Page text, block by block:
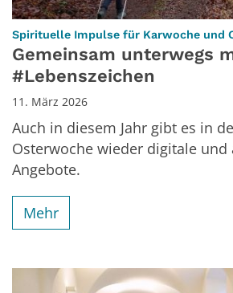
Spirituelle Impulse für Karwoche und
Gemeinsam unterwegs
#Lebenszeichen
11. März 2026
Auch in diesem Jahr gibt es in
Osterwoche wieder digitale und
Angebote.
Mehr